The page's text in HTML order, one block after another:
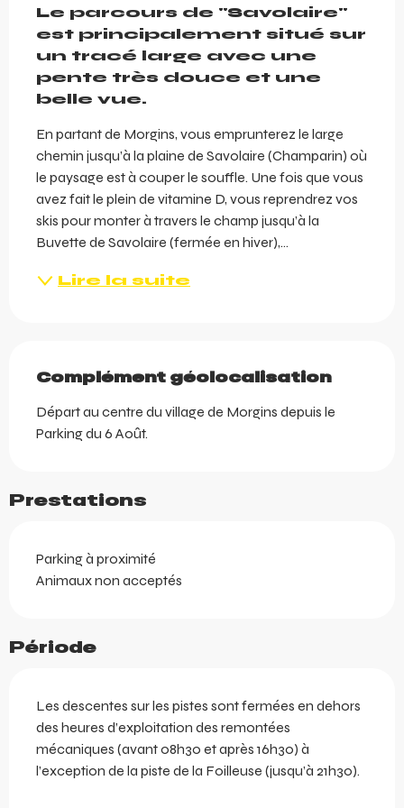
Le parcours de "Savolaire"
est principalement situé sur
un tracé large avec une
pente très douce et une
belle vue.
En partant de Morgins, vous emprunterez le large
chemin jusqu’à la plaine de Savolaire (Champarin) où
le paysage est à couper le souffle. Une fois que vous
avez fait le plein de vitamine D, vous reprendrez vos
skis pour monter à travers le champ jusqu’à la
Buvette de Savolaire (fermée en hiver),...
Lire la suite
Complément géolocalisation
Complément géolocalisation
Départ au centre du village de Morgins depuis le
Parking du 6 Août.
Prestations
Parking à proximité
Animaux non acceptés
Période
Les descentes sur les pistes sont fermées en dehors
des heures d’exploitation des remontées
mécaniques (avant 08h30 et après 16h30) à
l’exception de la piste de la Foilleuse (jusqu’à 21h30).